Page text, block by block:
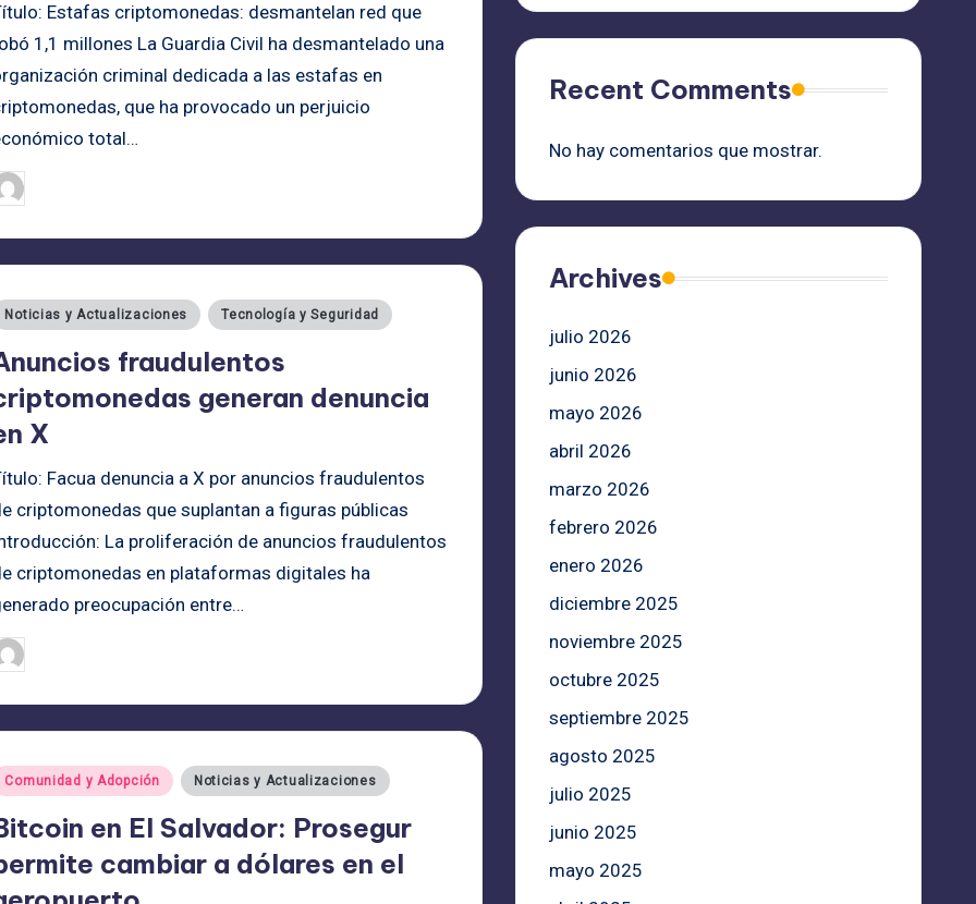
Estafas criptomonedas: desmantelan red que
1,1 millones La Guardia Civil ha desmantelado una
criminal dedicada a las estafas en
que ha provocado un perjuicio
total…
Noticias y Actualizaciones Tecnología y Seguridad
fraudulentos
generan denuncia
X
Facua denuncia a X por anuncios fraudulentos
criptomonedas que suplantan a figuras públicas
La proliferación de anuncios fraudulentos
criptomonedas en plataformas digitales ha
preocupación entre…
Comunidad y Adopción Noticias y Actualizaciones
en El Salvador: Prosegur
cambiar a dólares en el
Recent Comments
No hay comentarios que mostrar.
Archives
julio 2026
junio 2026
mayo 2026
abril 2026
marzo 2026
febrero 2026
enero 2026
diciembre 2025
noviembre 2025
octubre 2025
septiembre 2025
agosto 2025
julio 2025
junio 2025
mayo 2025